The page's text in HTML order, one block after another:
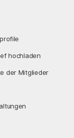
hochladen
der Mitglieder